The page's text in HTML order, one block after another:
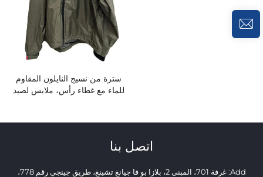
سترة من نسيج النايلون المقاوم
للماء مع غطاء رأس، ملابس لصيد
اتصل بنا
Add: غرفة 701، المبنى 2، بلازا بو فا جيانغ تشينغ، طريق جينجي رقم 778،